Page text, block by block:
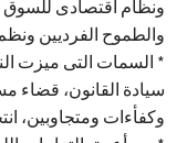
ونظام اقتصادى للسوق
والطموح الفرديين ونظم
* السمات التى ميزت
سيادة القانون، قضاء
وكفأءات ومتجاوبين،